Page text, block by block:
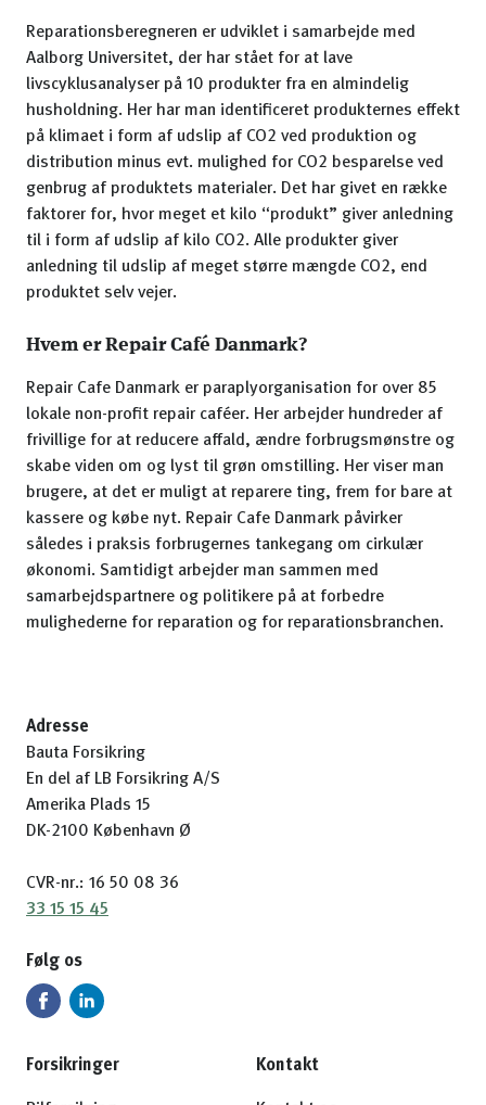
Reparationsberegneren er udviklet i samarbejde med
Aalborg Universitet, der har stået for at lave
livscyklusanalyser på 10 produkter fra en almindelig
husholdning. Her har man identificeret produkternes effekt
på klimaet i form af udslip af CO2 ved produktion og
distribution minus evt. mulighed for CO2 besparelse ved
genbrug af produktets materialer. Det har givet en række
faktorer for, hvor meget et kilo “produkt” giver anledning
til i form af udslip af kilo CO2. Alle produkter giver
anledning til udslip af meget større mængde CO2, end
produktet selv vejer.
Hvem er Repair Café Danmark?
Repair Cafe Danmark er paraplyorganisation for over 85
lokale non-profit repair caféer. Her arbejder hundreder af
frivillige for at reducere affald, ændre forbrugsmønstre og
skabe viden om og lyst til grøn omstilling. Her viser man
brugere, at det er muligt at reparere ting, frem for bare at
kassere og købe nyt. Repair Cafe Danmark påvirker
således i praksis forbrugernes tankegang om cirkulær
økonomi. Samtidigt arbejder man sammen med
samarbejdspartnere og politikere på at forbedre
mulighederne for reparation og for reparationsbranchen.
Adresse
Bauta Forsikring
En del af LB Forsikring A/S
Amerika Plads 15
DK-2100 København Ø
CVR-nr.: 16 50 08 36
33 15 15 45
Følg os
Forsikringer Kontakt